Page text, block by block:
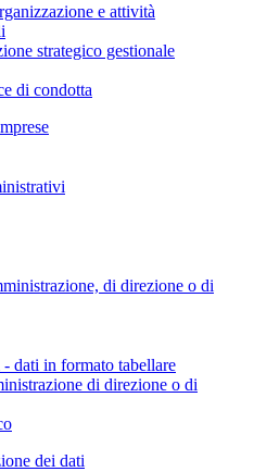
e attività
strategico gestionale
di condotta
di direzione o di
dati in formato tabellare
di direzione o di
dei dati